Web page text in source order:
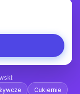
Cukiernie